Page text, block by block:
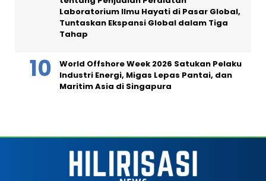
Laboratorium Ilmu Hayati di Pasar Global,
Tuntaskan Ekspansi Global dalam Tiga
Tahap
World Offshore Week 2026 Satukan Pelaku
Industri Energi, Migas Lepas Pantai, dan
Maritim Asia di Singapura